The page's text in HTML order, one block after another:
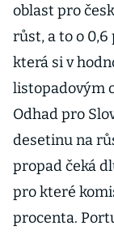
oblast pro
růst, a to o 0,6
která si v
listopadovým
Odhad pro
desetinu na
propad čeká
pro které
procenta.